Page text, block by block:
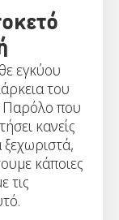
εγκύου
του
Παρόλο που
κανείς
κάποιες
τις